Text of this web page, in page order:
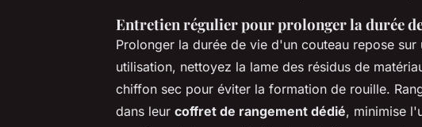
Entretien régulier pour prolonger la durée
Prolonger la durée de vie d'un couteau repose sur
utilisation, nettoyez la lame des résidus de
chiffon sec pour éviter la formation de rouille.
dans leur coffret de rangement dédié, minimise